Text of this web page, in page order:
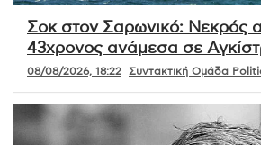
Σοκ στον Σαρωνικό: Νεκρός
43χρονος ανάμεσα σε
08/08/2026, 18:22 Συντακτική Ομάδα